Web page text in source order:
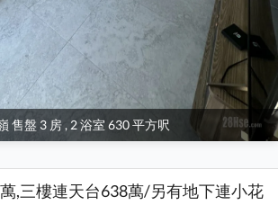
售盤 3 房 , 2 浴室 630 平方呎
,三樓連天台638萬/另有地下連小花